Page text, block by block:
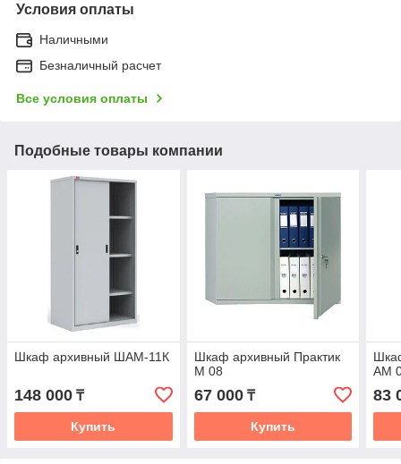
Условия оплаты
Наличными
Безналичный расчет
Все условия оплаты
Подобные товары компании
Шкаф архивный ШАМ-11К
148 000 ₸
Купить
Шкаф архивный Практик
М 08
67 000₸
Купить
AM
83